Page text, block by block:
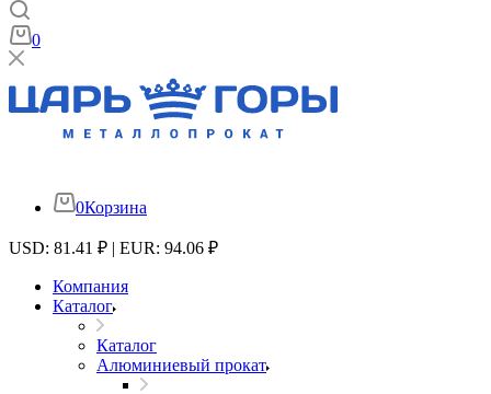
0
0Корзина
USD: 81.41 ₽ | EUR: 94.06 ₽
Компания
Каталог
Каталог
Алюминиевый прокат